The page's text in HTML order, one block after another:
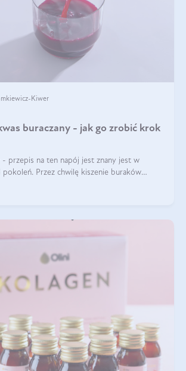
Kiwer
buraczany - jak go zrobić krok
- przepis na ten napój jest znany jest w
Przez chwilę kiszenie buraków
na